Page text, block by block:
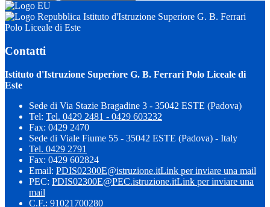
Istituto d'Istruzione Superiore G. B. Ferrari
Polo Liceale di Este
Contatti
Istituto d'Istruzione Superiore G. B. Ferrari Polo Liceale di
Este
Sede di Via Stazie Bragadine 3 - 35042 ESTE (Padova)
Tel: Tel. 0429 2481 - 0429 603232
Fax: 0429 2470
Sede di Viale Fiume 55 - 35042 ESTE (Padova) - Italy
Tel. 0429 2791
Fax: 0429 602824
Email: PDIS02300E@istruzione.itLink per inviare una mail
PEC: PDIS02300E@PEC.istruzione.itLink per inviare una
mail
C.F.: 91021700280